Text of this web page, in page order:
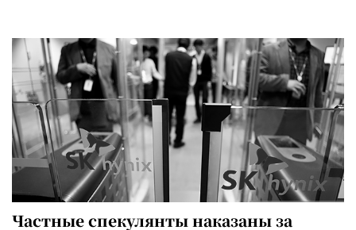
Частные спекулянты наказаны за